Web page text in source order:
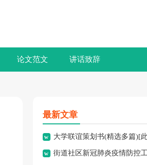
论文范文 讲话致辞
最新文章
大学联谊策划书(精选多篇)[
字] 街道社区新冠肺炎疫情防控